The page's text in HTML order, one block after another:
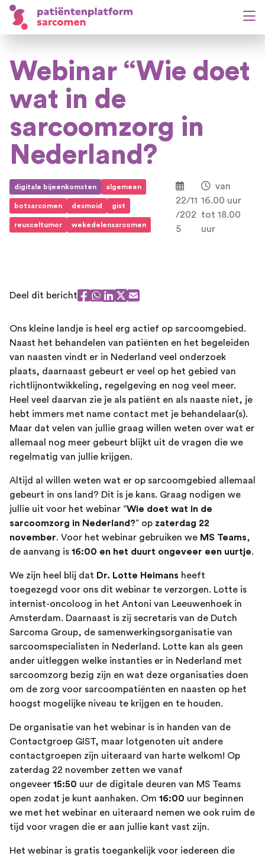
Webinar “Wie doet
wat in de
sarcoomzorg in
Nederland?
digitale bijeenkomsten algemeen
botsarcomen desmoid gist
reusceltumor wekedelensarcomen
22/11
/202
5
van
16.00 uur
tot 18.00
uur
Deel dit bericht
Ons kleine landje is heel erg actief op sarcoomgebied.
Naast het behandelen van patiënten en het begeleiden
van naasten vindt er in Nederland veel onderzoek
plaats, daarnaast gebeurt er veel op het gebied van
richtlijnontwikkeling, regelgeving en nog veel meer.
Heel veel daarvan zie je als patiënt en als naaste niet, je
hebt immers met name contact met je behandelaar(s).
Maar dat velen van jullie graag willen weten over wat er
allemaal nog meer gebeurt blijkt uit de vragen die we
regelmatig van jullie krijgen.
Altijd al willen weten wat er op sarcoomgebied allemaal
gebeurt in ons land? Dit is je kans. Graag nodigen we
jullie uit voor het webinar “Wie doet wat in de
sarcoomzorg in Nederland?” op zaterdag 22
november. Voor het webinar gebruiken we MS Teams,
de aanvang is 16:00 en het duurt ongeveer een uurtje.
We zijn heel blij dat Dr. Lotte Heimans heeft
toegezegd voor ons dit webinar te verzorgen. Lotte is
internist-oncoloog in het Antoni van Leeuwenhoek in
Amsterdam. Daarnaast is zij secretaris van de Dutch
Sarcoma Group, de samenwerkingsorganisatie van
sarcoomspecialisten in Nederland. Lotte kan als geen
ander uitleggen welke instanties er in Nederland met
sarcoomzorg bezig zijn en wat deze organisaties doen
om de zorg voor sarcoompatiënten en naasten op het
hoogst mogelijke niveau te krijgen en te houden.
De organisatie van het webinar is in handen van de
Contactgroep GIST, maar lotgenoten uit andere
contactgroepen zijn uiteraard van harte welkom! Op
zaterdag 22 november zetten we vanaf
ongeveer 15:50 uur de digitale deuren van MS Teams
open zodat je kunt aanhaken. Om 16:00 uur beginnen
we met het webinar en uiteraard nemen we ook ruim de
tijd voor vragen die er aan jullie kant vast zijn.
Het webinar is gratis toegankelijk voor iedereen die